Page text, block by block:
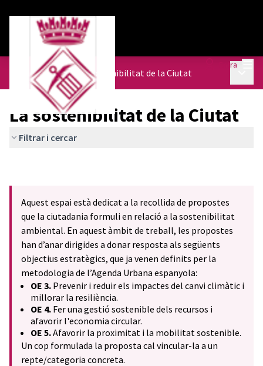
Entra
Agenda Urbana/ La sostenibilitat de la Ciutat
La sostenibilitat de la Ciutat
Filtrar i cercar
Aquest espai està dedicat a la recollida de propostes
que la ciutadania formuli en relació a la sostenibilitat
ambiental. En aquest àmbit de treball, les propostes
han d’anar dirigides a donar resposta als següents
objectius estratègics, que ja venen definits per la
metodologia de l’Agenda Urbana espanyola:
OE 3. Prevenir i reduir els impactes del canvi climàtic i
millorar la resiliència.
OE 4. Fer una gestió sostenible dels recursos i
afavorir l'economia circular.
OE 5.Afavorir la proximitat i la mobilitat sostenible.
Un cop formulada la proposta cal vincular-la a un
repte/categoria concreta.